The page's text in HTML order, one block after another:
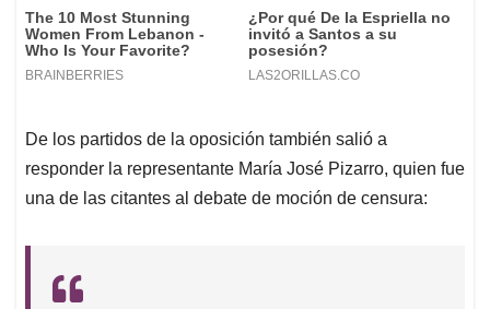
De los partidos de la oposición también salió a
responder la representante María José Pizarro, quien fue
una de las citantes al debate de moción de censura: